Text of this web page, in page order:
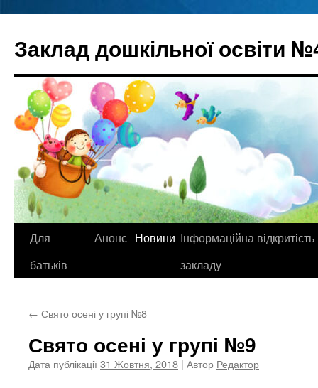
вмісту
Заклад дошкільної освіти
Для
батьків
Анонс Новини Інформаційна відкритість
закладу
← Свято осені у групі №8
Свято осені у групі №9
Дата публікації31 Жовтня, 2018 | Автор Редактор